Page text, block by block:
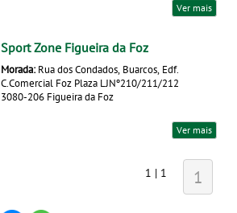
Ver mais
Sport Zone Figueira da Foz
Morada: Rua dos Condados, Buarcos, Edf.
C.Comercial Foz Plaza LJNº210/211/212
3080-206 Figueira da Foz
Ver mais
1 | 1 1